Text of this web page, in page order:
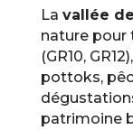
La vallée
nature pour
(GR10,
pottoks,
patrimoine